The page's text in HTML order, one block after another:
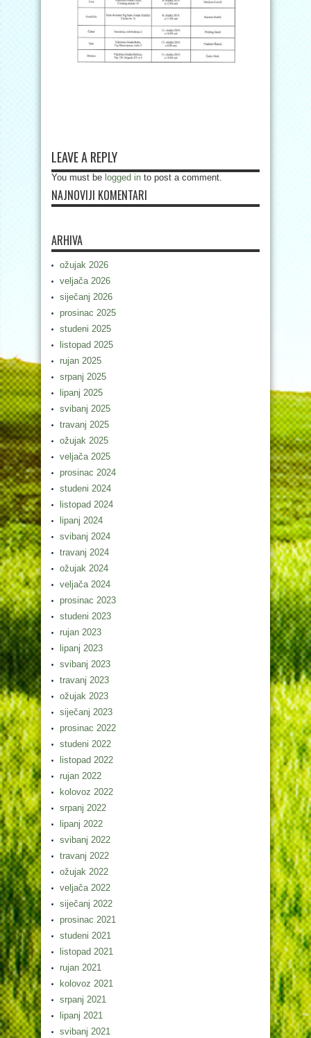
LEAVE A REPLY
You must be logged in to post a comment.
NAJNOVIJI KOMENTARI
ARHIVA
ožujak 2026
veljača 2026
siječanj 2026
prosinac 2025
studeni 2025
listopad 2025
rujan 2025
srpanj 2025
lipanj 2025
svibanj 2025
travanj 2025
ožujak 2025
veljača 2025
prosinac 2024
studeni 2024
listopad 2024
lipanj 2024
svibanj 2024
travanj 2024
ožujak 2024
veljača 2024
prosinac 2023
studeni 2023
rujan 2023
lipanj 2023
svibanj 2023
travanj 2023
ožujak 2023
siječanj 2023
prosinac 2022
studeni 2022
listopad 2022
rujan 2022
kolovoz 2022
srpanj 2022
lipanj 2022
svibanj 2022
travanj 2022
ožujak 2022
veljača 2022
siječanj 2022
prosinac 2021
studeni 2021
listopad 2021
rujan 2021
kolovoz 2021
srpanj 2021
lipanj 2021
svibanj 2021